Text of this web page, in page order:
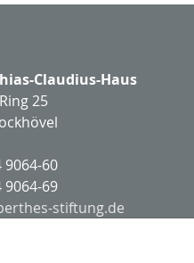
Claudius-Haus
25
9064-60
9064-69
stiftung.de